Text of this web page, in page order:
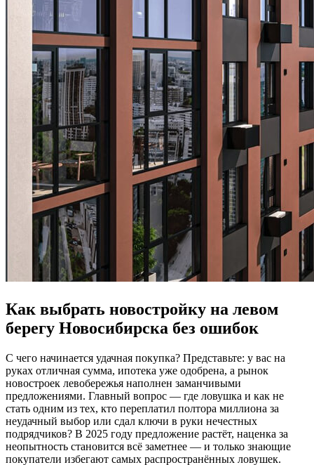
Как выбрать новостройку на левом
берегу Новосибирска без ошибок
С чего начинается удачная покупка? Представьте: у вас на
руках отличная сумма, ипотека уже одобрена, а рынок
новостроек левобережья наполнен заманчивыми
предложениями. Главный вопрос — где ловушка и как не
стать одним из тех, кто переплатил полтора миллиона за
неудачный выбор или сдал ключи в руки нечестных
подрядчиков? В 2025 году предложение растёт, наценка за
неопытность становится всё заметнее — и только знающие
покупатели избегают самых распространённых ловушек.